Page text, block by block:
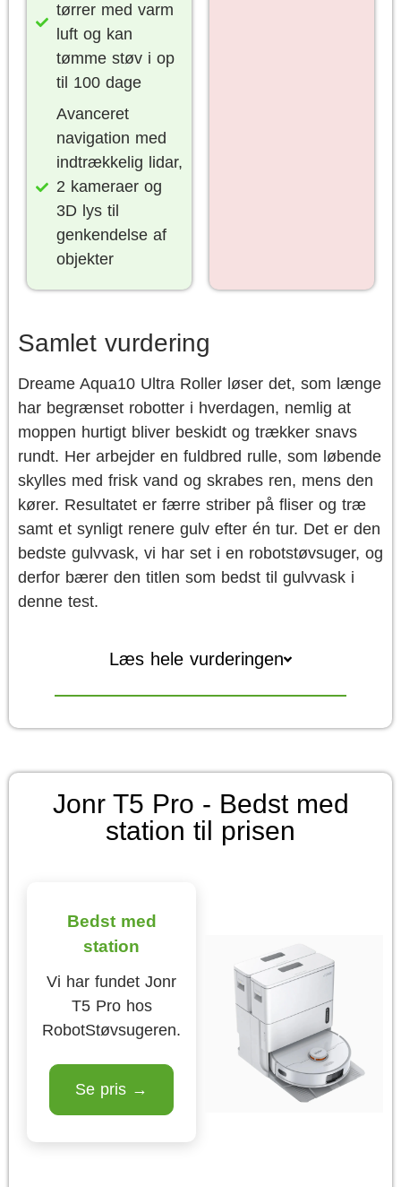
tørrer med varm
luft og kan
tømme støv i op
til 100 dage
Avanceret
navigation med
indtrækkelig lidar,
2 kameraer og
3D lys til
genkendelse af
objekter
Samlet vurdering
Dreame Aqua10 Ultra Roller løser det, som længe
har begrænset robotter i hverdagen, nemlig at
moppen hurtigt bliver beskidt og trækker snavs
rundt. Her arbejder en fuldbred rulle, som løbende
skylles med frisk vand og skrabes ren, mens den
kører. Resultatet er færre striber på fliser og træ
samt et synligt renere gulv efter én tur. Det er den
bedste gulvvask, vi har set i en robotstøvsuger, og
derfor bærer den titlen som bedst til gulvvask i
denne test.
Læs hele vurderingen
Jonr T5 Pro - Bedst med
station til prisen
Bedst med
station
Vi har fundet Jonr
T5 Pro hos
RobotStøvsugeren.
Se pris →